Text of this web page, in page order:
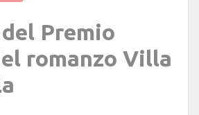
Premio
romanzo Villa